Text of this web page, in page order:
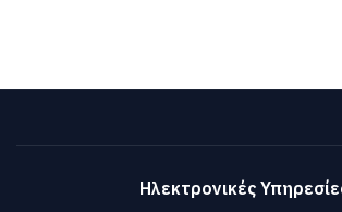
Ηλεκτρονικές